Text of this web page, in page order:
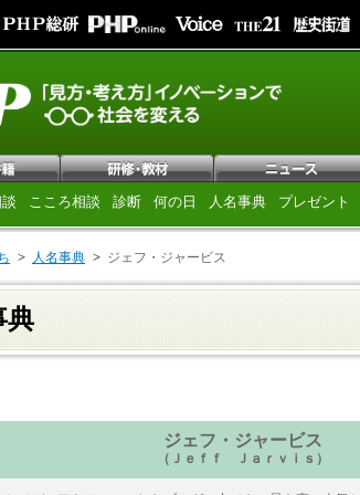
こころ相談 診断 何の日 人名事典 プレゼント
人名事典 ジェフ・ジャービス
典
ジェフ・ジャービス
（Ｊｅｆｆ Ｊａｒｖｉｓ）